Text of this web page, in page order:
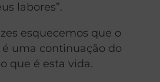
labores”.
esquecemos que o
uma continuação do
que é esta vida.